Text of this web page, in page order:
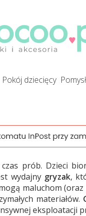
pokój dziecięcy
prób. Dzieci
wydajny gryzak,
maluchom
materiałów.
eksploatacji